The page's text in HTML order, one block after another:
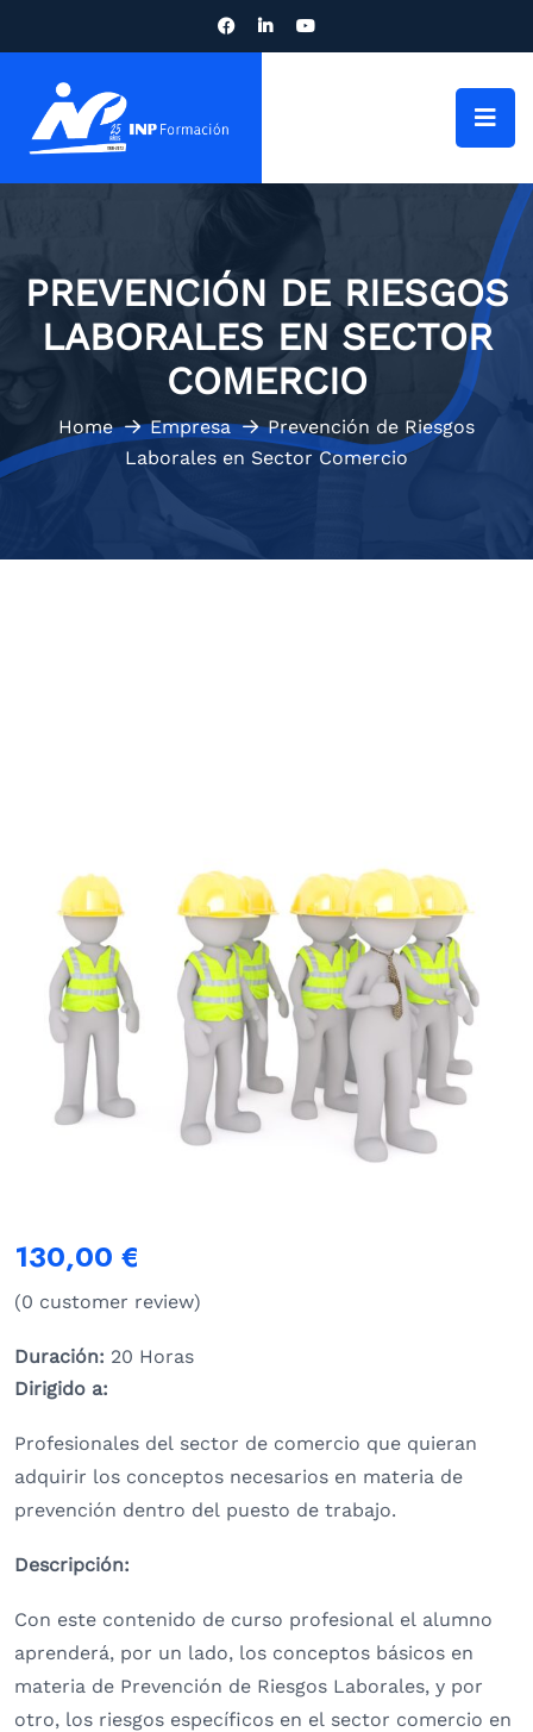
PREVENCIÓN DE RIESGOS
LABORALES EN SECTOR
COMERCIO
Home Empresa
Prevención de Riesgos
Laborales en Sector Comercio
130,00 €
(0 customer review)
Duración: 20 Horas
Dirigido a:
Profesionales del sector de comercio que quieran
adquirir los conceptos necesarios en materia de
prevención dentro del puesto de trabajo.
Descripción:
Con este contenido de curso profesional el alumno
aprenderá, por un lado, los conceptos básicos en
materia de Prevención de Riesgos Laborales, y por
otro, los riesgos específicos en el sector comercio en